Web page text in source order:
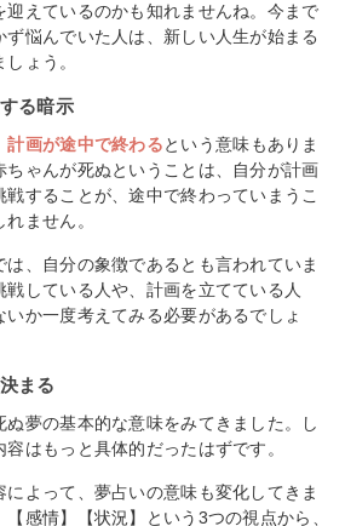
えているのかも知れませんね。今まで
悩んでいた人は、新しい人生が始まる
ょう。
る暗示
計画が途中で終わるという意味もありま
ゃんが死ぬということは、自分が計画
戦することが、途中で終わっていまうこ
ません。
は、自分の象徴であるとも言われていま
している人や、計画を立てている人
か一度考えてみる必要があるでしょ
まる
夢の基本的な意味をみてきました。し
はもっと具体的だったはずです。
よって、夢占いの意味も変化してきま
感情】【状況】という3つの視点から、